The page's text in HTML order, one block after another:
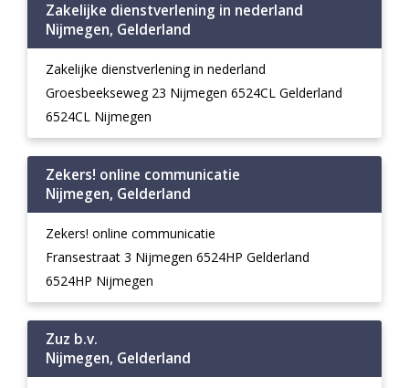
Zakelijke dienstverlening in nederland
Nijmegen, Gelderland
Zakelijke dienstverlening in nederland
Groesbeekseweg 23 Nijmegen 6524CL Gelderland
6524CL Nijmegen
Zekers! online communicatie
Nijmegen, Gelderland
Zekers! online communicatie
Fransestraat 3 Nijmegen 6524HP Gelderland
6524HP Nijmegen
Zuz b.v.
Nijmegen, Gelderland